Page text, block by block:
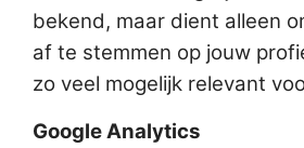
bekend, maar dient alleen
af te stemmen op jouw
zo veel mogelijk relevant
Google Analytics